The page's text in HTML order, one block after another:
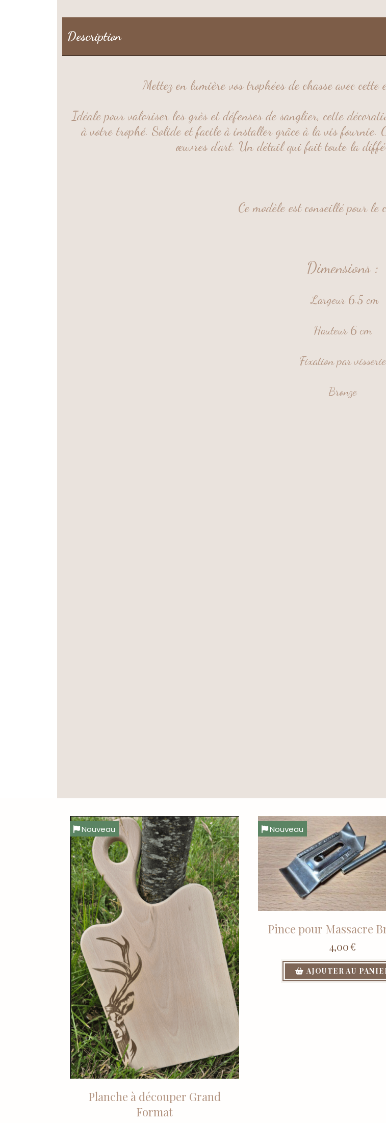
Description
Mettez en lumière vos trophées de chasse avec
Idéale pour valoriser les grès et défenses de sanglier, cette
à votre trophé. Solide et facile à installer grâce à la vis fournie.
œuvres d’art. Un détail qui fait toute la
Ce modèle est conseillé pour le
Dimensions :
Largeur 6.5 cm
Hauteur 6 cm
Fixation par visserie
Bronze
Planche à découper Grand
Format
Nouveau
Pince pour Massacre
4,00€
AJOUTER AU
Nouveau